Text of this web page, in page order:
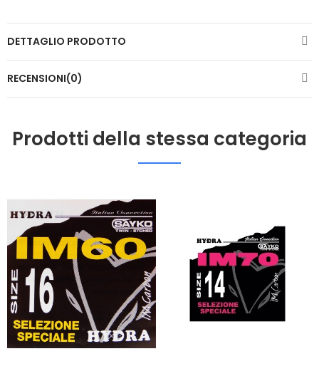
DETTAGLIO PRODOTTO
RECENSIONI(0)
Prodotti della stessa categoria